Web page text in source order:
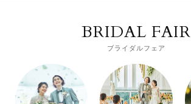
BRIDAL FAIR
ブライダルフェア